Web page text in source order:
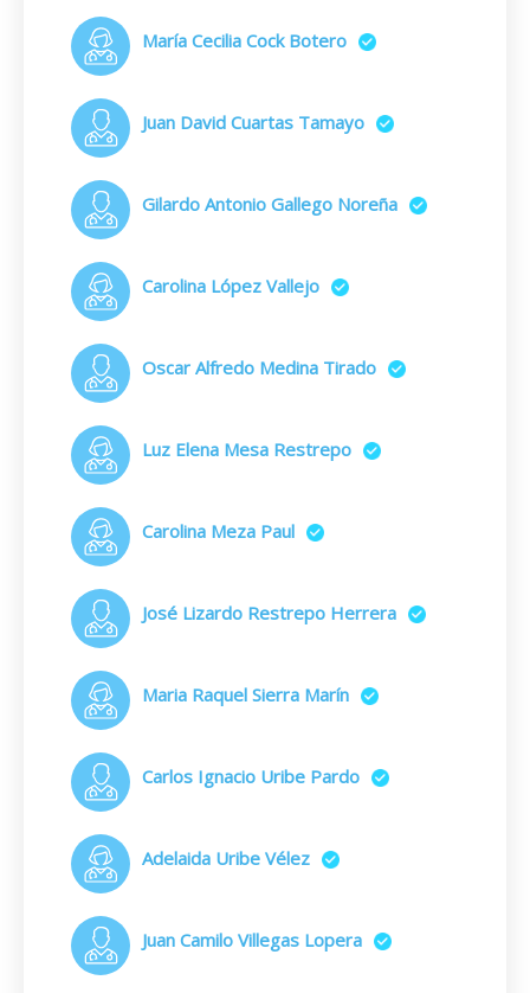
María Cecilia Cock Botero
Juan David Cuartas Tamayo
Gilardo Antonio Gallego Noreña
Carolina López Vallejo
Oscar Alfredo Medina Tirado
Luz Elena Mesa Restrepo
Carolina Meza Paul
José Lizardo Restrepo Herrera
Maria Raquel Sierra Marín
Carlos Ignacio Uribe Pardo
Adelaida Uribe Vélez
Juan Camilo Villegas Lopera